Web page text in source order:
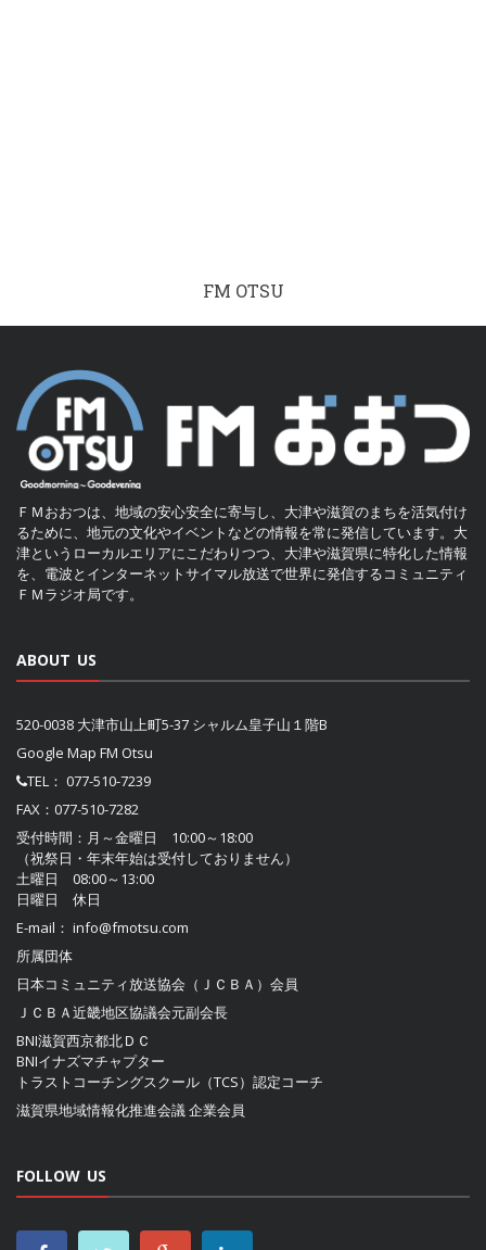
FM OTSU
ＦＭおおつは、地域の安心安全に寄与し、大津や滋賀のまちを活気付け
るために、地元の文化やイベントなどの情報を常に発信しています。大
津というローカルエリアにこだわりつつ、大津や滋賀県に特化した情報
を、電波とインターネットサイマル放送で世界に発信するコミュニティ
ＦＭラジオ局です。
ABOUT US
520-0038 大津市山上町5-37 シャルム皇子山１階B
Google Map FM Otsu
TEL： 077-510-7239
FAX：077-510-7282
受付時間：月～金曜日 10:00～18:00
（祝祭日・年末年始は受付しておりません）
土曜日 08:00～13:00
日曜日 休日
E-mail： info@fmotsu.com
所属団体
日本コミュニティ放送協会（ＪＣＢＡ） 会員
ＪＣＢＡ近畿地区協議会元副会長
BNI滋賀西京都北ＤＣ
BNIイナズマチャプター
トラストコーチングスクール（TCS）認定コーチ
滋賀県地域情報化推進会議企業会員
FOLLOW US